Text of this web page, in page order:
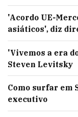
'Acordo UE-
asiáticos', diz
'Vivemos a era
Steven Levitsky
Como surfar em
executivo